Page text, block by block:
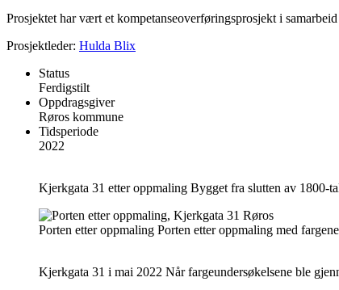
Prosjektet har vært et kompetanseoverføringsprosjekt i
Prosjektleder: Hulda Blix
Status
Ferdigstilt
Oppdragsgiver
Røros kommune
Tidsperiode
2022
Kjerkgata 31 etter oppmaling Bygget fra slutten av 1800-
Porten etter oppmaling Porten etter oppmaling med
Kjerkgata 31 i mai 2022 Når fargeundersøkelsene ble